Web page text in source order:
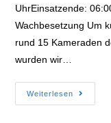
UhrEinsatzende:
Wachbesetzung Um
rund 15 Kameraden
wurden wir…
Weiterlesen